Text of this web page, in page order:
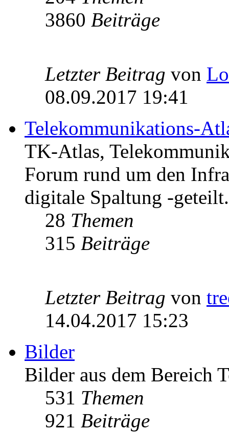
3860 Beiträge
Letzter Beitrag von
08.09.2017 19:41
Telekommunikations-
TK-Atlas,
Forum rund um den
digitale Spaltung -
28 Themen
315 Beiträge
Letzter Beitrag von
14.04.2017 15:23
Bilder
Bilder aus dem Bereich
531 Themen
921 Beiträge